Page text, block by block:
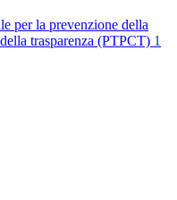
per la prevenzione della
trasparenza (PTPCT) 1